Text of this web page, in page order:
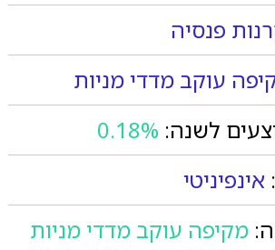
פנסיה
עוקב מדדי מניות
לשנה: 0.18%
אינפיניטי
מקיפה עוקב מדדי מניות